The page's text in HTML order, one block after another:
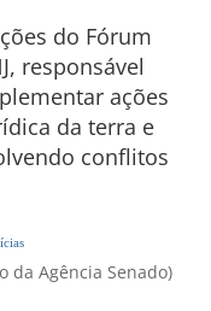
do Fórum
responsável
ações
da terra e
conflitos
da Agência Senado)